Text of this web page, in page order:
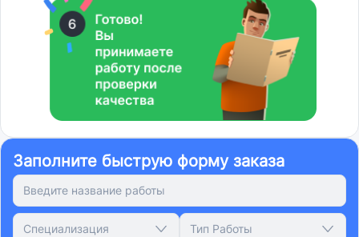
Заполните быструю форму заказа
Специализация Тип Работы